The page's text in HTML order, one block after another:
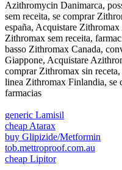
Azithromycin Danimarca,
sem receita, se comprar
españa, Acquistare
Zithromax sem receita,
basso Zithromax Canada,
Giappone, Acquistare
comprar Zithromax sin
linea Zithromax Finlandia, se
farmacias
generic Lamisil
cheap Atarax
buy Glipizide/Metformin
tob.mettroproof.com.au
cheap Lipitor